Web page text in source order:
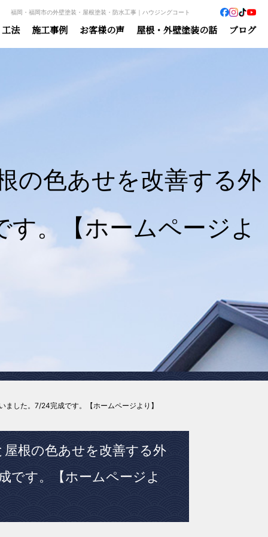
福岡・福岡市の外壁塗装・屋根塗装・防水工事｜ハウジングコート
法 施工事例 お客様の声 屋根・外壁塗装の話 ブログ
の色あせを改善する外
。【ホームページよ
した。7/24完成です。【ホームページより】
根の色あせを改善する外
です。【ホームページよ